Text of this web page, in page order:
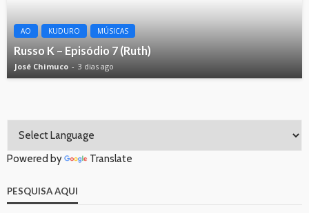
AO KUDURO MÚSICAS
Russo K – Episódio 7 (Ruth)
José Chimuco 3 dias ago
Powered by Translate
PESQUISA AQUI